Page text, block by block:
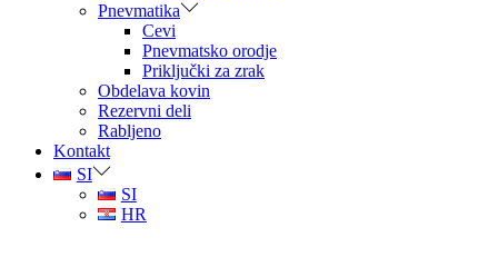
Pnevmatika
Cevi
Pnevmatsko orodje
Priključki za zrak
Obdelava kovin
Rezervni deli
Rabljeno
Kontakt
SI
SI
HR